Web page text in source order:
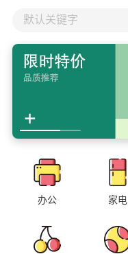
默认关键字
办公 家电